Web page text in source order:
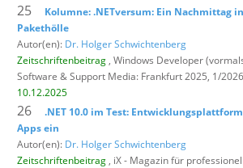
25
Kolumne: .NETversum: Ein Nachmittag
Pakethölle
Autor(en): Dr. Holger Schwichtenberg
Zeitschriftenbeitrag , Windows Developer
Software & Support Media: Frankfurt 2025, 1/2026
10.12.2025
26
.NET 10.0 im Test:
Apps ein
Autor(en): Dr. Holger Schwichtenberg
Zeitschriftenbeitrag , iX - Magazin für